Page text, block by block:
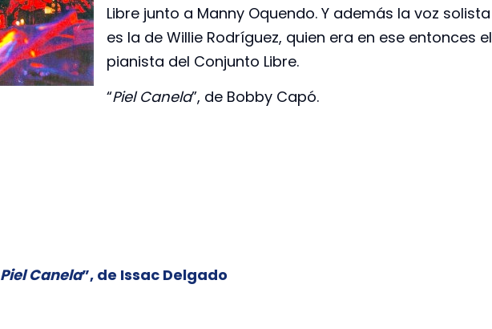
Libre junto a Manny Oquendo. Y además la voz solista
es la de Willie Rodríguez, quien era en ese entonces el
pianista del Conjunto Libre.
“Piel Canela”, de Bobby Capó.
Piel Canela”, de Issac Delgado